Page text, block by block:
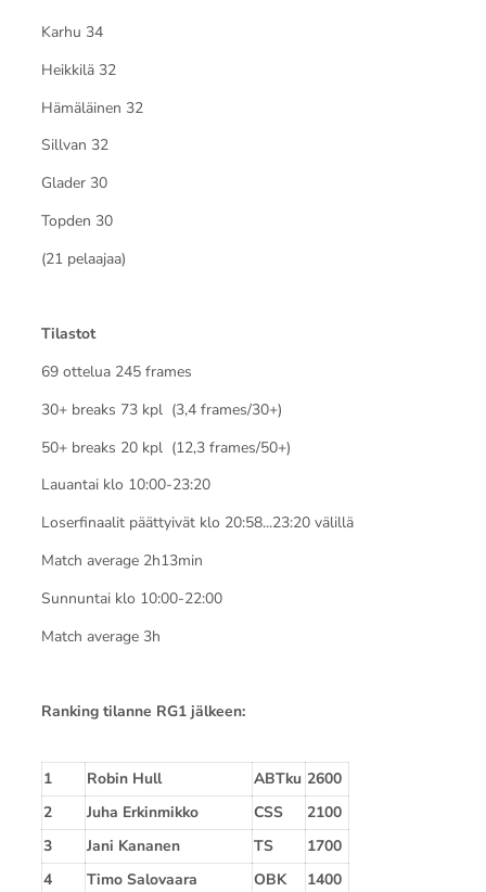
Karhu 34
Heikkilä 32
Hämäläinen 32
Sillvan 32
Glader 30
Topden 30
(21 pelaajaa)
Tilastot
69 ottelua 245 frames
30+ breaks 73 kpl (3,4 frames/30+)
50+ breaks 20 kpl (12,3 frames/50+)
Lauantai klo 10:00-23:20
Loserfinaalit päättyivät klo 20:58...23:20 välillä
Match average 2h13min
Sunnuntai klo 10:00-22:00
Match average 3h
Ranking tilanne RG1 jälkeen:
1 Robin Hull ABTku 2600
2
Juha Erkinmikko CSS
2100
3
Jani Kananen TS
1700
4
Timo Salovaara OBK
1400